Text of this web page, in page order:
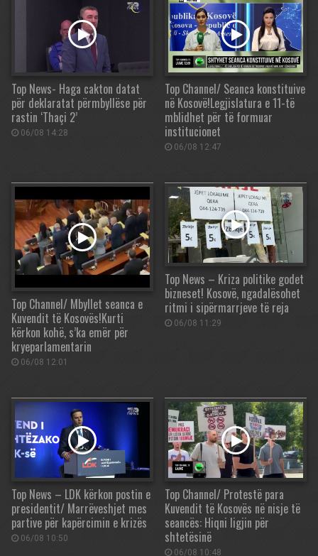
Top News- Haga cakton datat
për deklaratat përmbyllëse për
rastin ‘Thaçi 2’
06/08 14:28
Top Channel/ Seanca konstituive
në Kosovë!Legjislatura e 11-të
mblidhet për të formuar
institucionet
06/08 12:47
Top Channel/ Mbyllet seanca e
Kuvendit të Kosovës!Kurti
kërkon kohë, s’ka emër për
kryeparlamentarin
06/08 12:01
Top News – Kriza politike godet
bizneset! Kosovë, ngadalësohet
ritmi i sipërmarrjeve të reja
06/08 11:29
Top News – LDK kërkon postin e
presidentit/ Marrëveshjet mes
partive për kapërcimin e krizës
06/08 10:50
Top Channel/ Protestë para
Kuvendit të Kosovës në nisje të
seancës: Hiqni ligjin për
shtetësinë
06/08 10:48